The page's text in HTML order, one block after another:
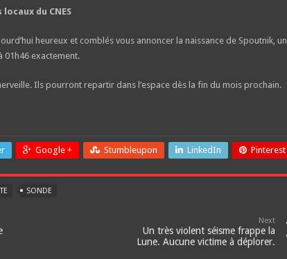
du CNES
heureux et comblés vous annoncer la naissance de Spoutnik, un
01h46 exactement.
Ils pourront repartir dans l’espace dès la fin du mois prochain.
Google + Stumbleupon LinkedIn Pinterest
SONDE
Next
Un très violent séisme frappe la
Lune. Aucune victime à déplorer.